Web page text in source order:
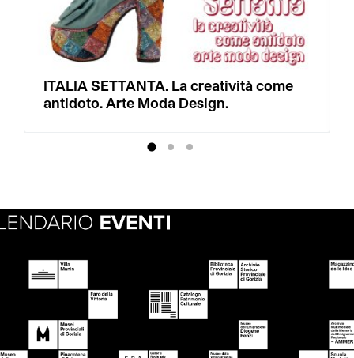
ITALIA SETTANTA. La creatività come
antidoto. Arte Moda Design.